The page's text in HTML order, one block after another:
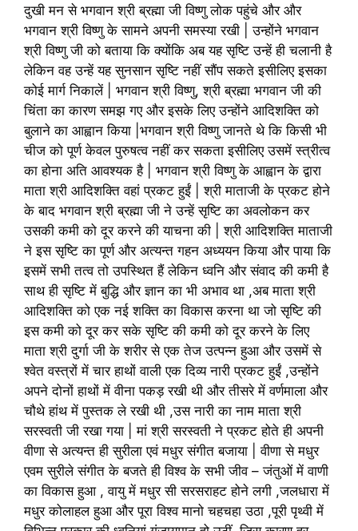
दुखी मन से भगवान श्री ब्रह्मा जी विष्णु लोक पहुंचे और और
भगवान श्री विष्णु के सामने अपनी समस्या रखी | उन्होंने भगवान
श्री विष्णु जी को बताया कि क्योंकि अब यह सृष्टि उन्हें ही चलानी है
लेकिन वह उन्हें यह सुनसान सृष्टि नहीं सौंप सकते इसीलिए इसका
कोई मार्ग निकालें | भगवान श्री विष्णु, श्री ब्रह्मा भगवान जी की
चिंता का कारण समझ गए और इसके लिए उन्होंने आदिशक्ति को
बुलाने का आह्वान किया |भगवान श्री विष्णु जानते थे कि किसी भी
चीज को पूर्ण केवल पुरुषत्व नहीं कर सकता इसीलिए उसमें स्त्रीत्व
का होना अति आवश्यक है | भगवान श्री विष्णु के आह्वान के द्वारा
माता श्री आदिशक्ति वहां प्रकट हुईं | श्री माताजी के प्रकट होने
के बाद भगवान श्री ब्रह्मा जी ने उन्हें सृष्टि का अवलोकन कर
उसकी कमी को दूर करने की याचना की | श्री आदिशक्ति माताजी
ने इस सृष्टि का पूर्ण और अत्यन्त गहन अध्ययन किया और पाया कि
इसमें सभी तत्व तो उपस्थित हैं लेकिन ध्वनि और संवाद की कमी है
साथ ही सृष्टि में बुद्धि और ज्ञान का भी अभाव था ,अब माता श्री
आदिशक्ति को एक नई शक्ति का विकास करना था जो सृष्टि की
इस कमी को दूर कर सके सृष्टि की कमी को दूर करने के लिए
माता श्री दुर्गा जी के शरीर से एक तेज उत्पन्न हुआ और उसमें से
श्वेत वस्त्रों में चार हाथों वाली एक दिव्य नारी प्रकट हुईं ,उन्होंने
अपने दोनों हाथों में वीना पकड़ रखी थी और तीसरे में वर्णमाला और
चौथे हांथ में पुस्तक ले रखी थी ,उस नारी का नाम माता श्री
सरस्वती जी रखा गया | मां श्री सरस्वती ने प्रकट होते ही अपनी
वीणा से अत्यन्त ही सुरीला एवं मधुर संगीत बजाया | वीणा से मधुर
एवम सुरीले संगीत के बजते ही विश्व के सभी जीव – जंतुओं में वाणी
का विकास हुआ , वायु में मधुर सी सरसराहट होने लगी ,जलधारा में
मधुर कोलाहल हुआ और पूरा विश्व मानो चहचहा उठा ,पूरी पृथ्वी में